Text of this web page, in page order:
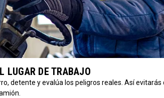
LUGAR DE TRABAJO
detente y evalúa los peligros reales. Así